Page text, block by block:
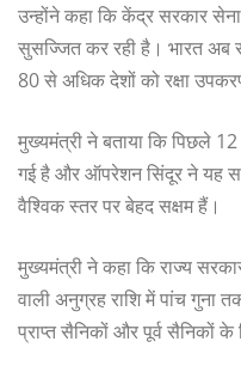
उन्होंने कहा कि केंद्र सरकार
सुसज्जित कर रही है। भारत अब
80 से अधिक देशों को रक्षा
मुख्यमंत्री ने बताया कि पिछले 12
गई है और ऑपरेशन सिंदूर ने यह
वैश्विक स्तर पर बेहद सक्षम हैं।
मुख्यमंत्री ने कहा कि राज्य
वाली अनुग्रह राशि में पांच गुना
प्राप्त सैनिकों और पूर्व सैनिकों के